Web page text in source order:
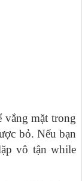
vắng mặt trong
bỏ. Nếu bạn
vô tận while